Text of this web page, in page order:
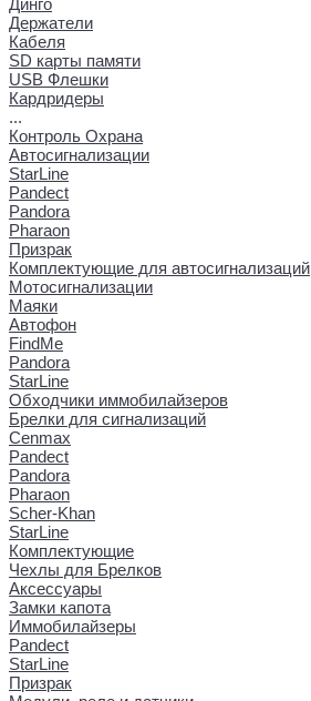
Динго
Держатели
Кабеля
SD карты памяти
USB Флешки
Кардридеры
...
Контроль Охрана
Автосигнализации
StarLine
Pandect
Pandora
Pharaon
Призрак
Комплектующие для автосигнализаций
Мотосигнализации
Маяки
Автофон
FindMe
Pandora
StarLine
Обходчики иммобилайзеров
Брелки для сигнализаций
Cenmax
Pandect
Pandora
Pharaon
Scher-Khan
StarLine
Комплектующие
Чехлы для Брелков
Аксессуары
Замки капота
Иммобилайзеры
Pandect
StarLine
Призрак